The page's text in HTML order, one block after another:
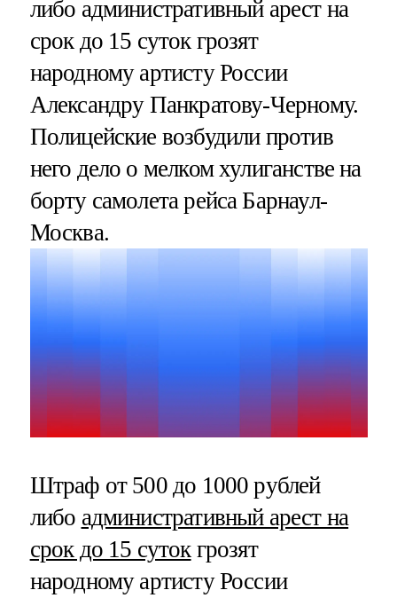
либо административный арест на
срок до 15 суток грозят
народному артисту России
Александру Панкратову-Черному.
Полицейские возбудили против
него дело о мелком хулиганстве на
борту самолета рейса Барнаул-
Москва.
Штраф от 500 до 1000 рублей
либо административный арест на
срок до 15 сутокгрозят
народному артисту России